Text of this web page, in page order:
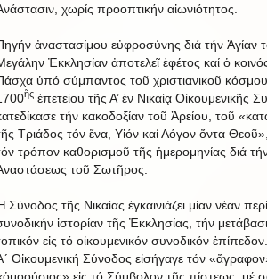
χωρίς προοπτικήν αἰωνιότητος.
ἀναστασίμου εὐφροσύνης διά τήν Ἁγίαν
Ἐκκλησίαν ἀποτελεῖ ἐφέτος καί ὁ
ὑπό σύμπαντος τοῦ χριστιανικοῦ
ῆς ἐπετείου τῆς Α’ ἐν Νικαίᾳ Οἰκουμενικῆς
τήν κακοδοξίαν τοῦ Ἀρείου, τοῦ
Τριάδος τόν ἕνα, Υἱόν καί Λόγον ὄντα
τρόπον καθορισμοῦ τῆς ἡμερομηνίας διά
τοῦ Σωτῆρος.
Σύνοδος τῆς Νικαίας ἐγκαινιάζει μίαν νέαν
ἱστορίαν τῆς Ἐκκλησίας, τήν
εἰς τό οἰκουμενικόν συνοδικόν
Οἰκουμενική Σύνοδος εἰσήγαγε τόν
εἰς τό Σύμβολον τῆς πίστεως, μέ